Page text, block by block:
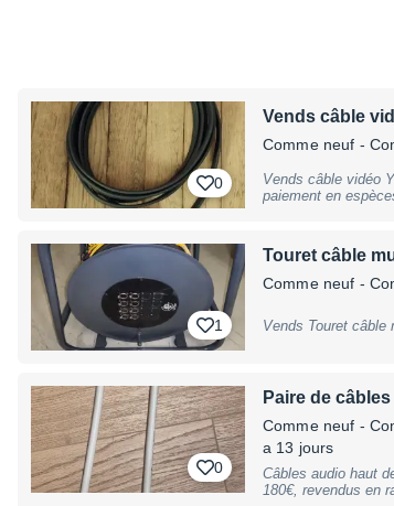
0
Vends câble
Comme neuf -
Vends câble vidéo
paiement en
1
Touret câble
Comme neuf -
Vends Touret câble
0
Paire de
Comme neuf -
a 13 jours
Câbles audio haut
180€, revendus en